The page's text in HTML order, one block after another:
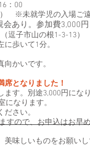
：00
※未就学児の入場ご
会あり。参加費3,000
逗子市山の根1-3-13）
いて1分。
いです。
となりました！
す。別途3,000円にな
なります。
さい。
ので、お申込はお早
味しいものをお願い